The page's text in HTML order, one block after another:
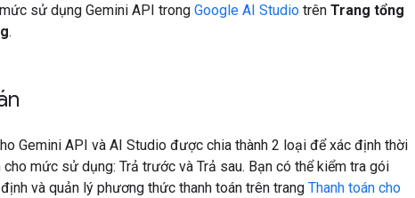
sử dụng Gemini API trong Google AI Studio trên Trang tổng
.
Gemini API và AI Studio được chia thành 2 loại để xác định thời
mức sử dụng: Trả trước và Trả sau. Bạn có thể kiểm tra gói
và quản lý phương thức thanh toán trên trang Thanh toán cho